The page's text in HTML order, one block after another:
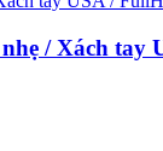
/ Xách tay